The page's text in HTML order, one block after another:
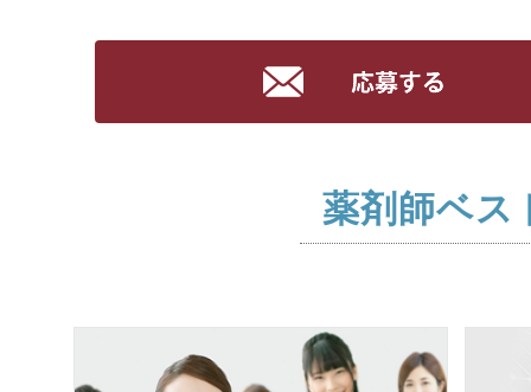
薬剤師ベス